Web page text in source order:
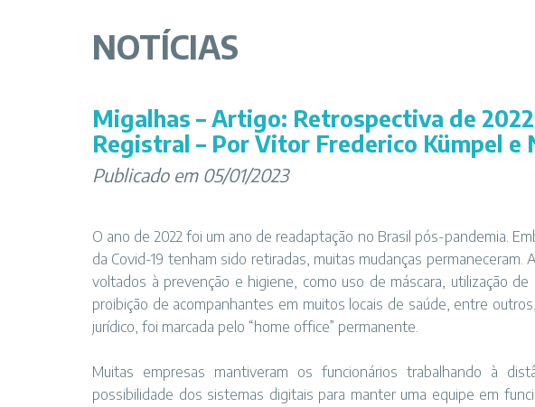
NOTÍCIAS
Migalhas – Artigo: Retrospectiva de
Registral – Por Vitor Frederico Kümpel e
Publicado em 05/01/2023
O ano de 2022 foi um ano de readaptação no Brasil pós-pandemia.
da Covid-19 tenham sido retiradas, muitas mudanças permaneceram.
voltados à prevenção e higiene, como uso de máscara, utilização
proibição de acompanhantes em muitos locais de saúde, entre
jurídico, foi marcada pelo “home office” permanente.
Muitas empresas mantiveram os funcionários trabalhando à
possibilidade dos sistemas digitais para manter uma equipe em